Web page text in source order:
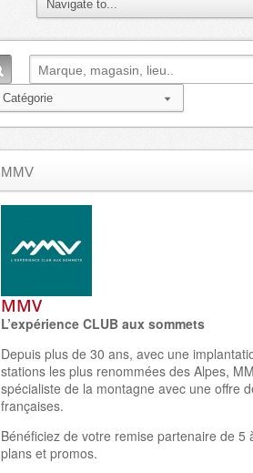
MMV
MMV
L’expérience CLUB aux sommets
Depuis plus de 30 ans, avec une
stations les plus renommées des Alpes,
spécialiste de la montagne avec une offre
françaises.
Bénéficiez de votre remise partenaire de 5
plans et promos.